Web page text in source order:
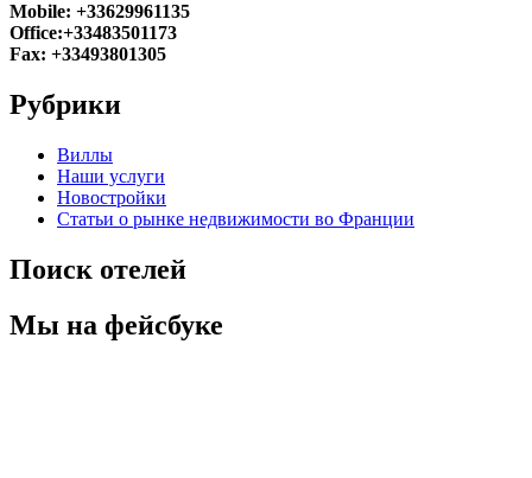
Mobile: +33629961135
Office:+33483501173
Fax: +33493801305
Рубрики
Виллы
Наши услуги
Новостройки
Статьи о рынке недвижимости во Франции
Поиск отелей
Мы на фейсбуке